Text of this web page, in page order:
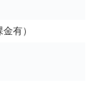
有）